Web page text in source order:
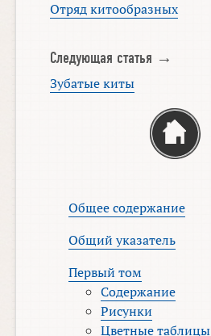
Отряд китообразных
Следующая статья →
Зубатые киты
Общее содержание
Общий указатель
Первый том
Содержание
Рисунки
Цветные таблицы